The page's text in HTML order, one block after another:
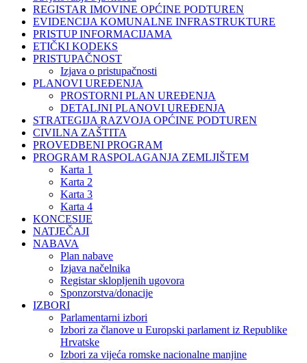
REGISTAR IMOVINE OPĆINE PODTUREN
EVIDENCIJA KOMUNALNE INFRASTRUKTURE
PRISTUP INFORMACIJAMA
ETIČKI KODEKS
PRISTUPAČNOST
Izjava o pristupačnosti
PLANOVI UREĐENJA
PROSTORNI PLAN UREĐENJA
DETALJNI PLANOVI UREĐENJA
STRATEGIJA RAZVOJA OPĆINE PODTUREN
CIVILNA ZAŠTITA
PROVEDBENI PROGRAM
PROGRAM RASPOLAGANJA ZEMLJIŠTEM
Karta 1
Karta 2
Karta 3
Karta 4
KONCESIJE
NATJEČAJI
NABAVA
Plan nabave
Izjava načelnika
Registar sklopljenih ugovora
Sponzorstva/donacije
IZBORI
Parlamentarni izbori
Izbori za članove u Europski parlament iz Republike
Hrvatske
Izbori za vijeća romske nacionalne manjine